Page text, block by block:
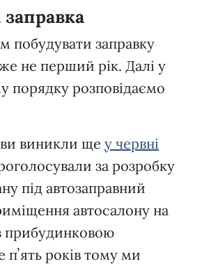
побудувати заправку
не перший рік. Далі у
порядку розповідаємо
виникли ще у червні
за розробку
під автозаправний
автосалону на
прибудинковою
років тому ми